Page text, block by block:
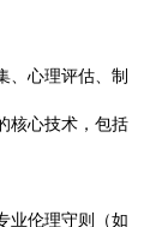
、心理评估、制
核心技术，包括
业伦理守则（如